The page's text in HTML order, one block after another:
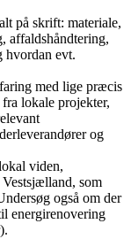
på skrift: materiale,
affaldshåndtering,
hvordan evt.
med lige præcis
lokale projekter,
og
viden,
som
også om der
energirenovering